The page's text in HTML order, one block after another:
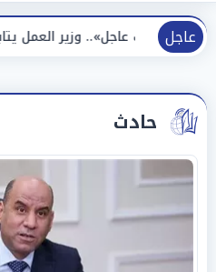
عاجل
وزير العمل يتابع تداعيات
حادث